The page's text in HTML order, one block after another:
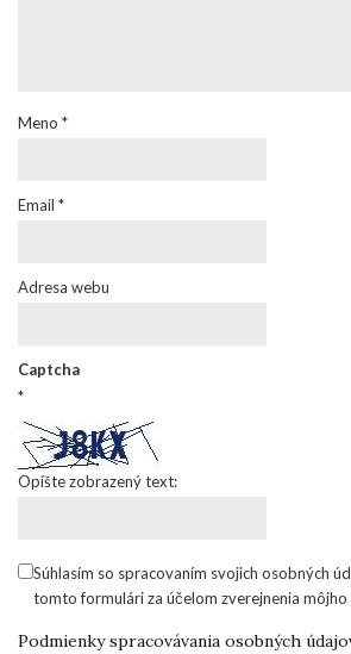
Meno *
Email *
Adresa webu
Captcha
*
Opíšte zobrazený text:
Súhlasím so spracovaním svojich osobných
tomto formulári za účelom zverejnenia
Podmienky spracovávania osobných